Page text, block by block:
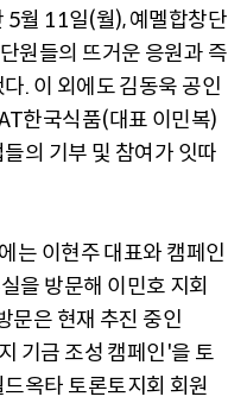
5월 11일(월), 예멜합창단
원들의 뜨거운 응원과 즉
. 이 외에도 김동욱 공인
한국식품(대표 이민복)
의 기부 및 참여가 잇따
는 이현주 대표와 캠페인
을 방문해 이민호 지회
문은 현재 추진 중인
기금 조성 캠페인'을 토
옥타 토론토지회 회원